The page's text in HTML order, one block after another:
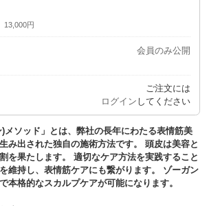
13,000円
会員のみ公開
ご注文には
ログイン してください
)メソッド」とは、弊社の長年にわたる表情筋美
み出された独自の施術方法です。 頭皮は美容と
を果たします。 適切なケア方法を実践すること
維持し、表情筋ケアにも繋がります。 ゾーガン
本格的なスカルプケアが可能になります。